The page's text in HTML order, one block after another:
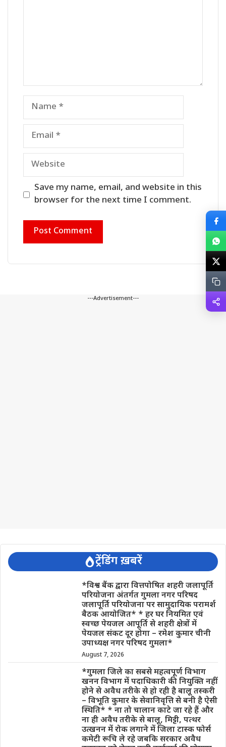
Name
Email
Website
Save my name, email, and website in this
browser for the next time I comment.
---Advertisement---
ट्रेंडिंग ख़बरें
*विश्व बैंक द्वारा वित्तपोषित शहरी जलापूर्ति
परियोजना अंतर्गत गुमला नगर परिषद
जलापूर्ति परियोजना पर सामुदायिक परामर्श
बैठक आयोजित* * हर घर नियमित एवं
स्वच्छ पेयजल आपूर्ति से शहरी क्षेत्रों में
पेयजल संकट दूर होगा – रमेश कुमार चीनी
उपाध्यक्ष नगर परिषद गुमला*
August 7, 2026
*गुमला जिले का सबसे महत्वपूर्ण विभाग
खनन विभाग में पदाधिकारी की नियुक्ति नहीं
होने से अवैध तरीके से हो रही है बालू तस्करी
– विभूति कुमार के सेवानिवृत्ति से बनी है ऐसी
स्थिति* * ना तो चालान काटे जा रहे हैं और
ना ही अवैध तरीके से बालू, मिट्टी, पत्थर
उत्खनन में रोक लगाने में जिला टास्क फोर्स
कमेटी रूचि ले रहे जबकि सरकार अवैध